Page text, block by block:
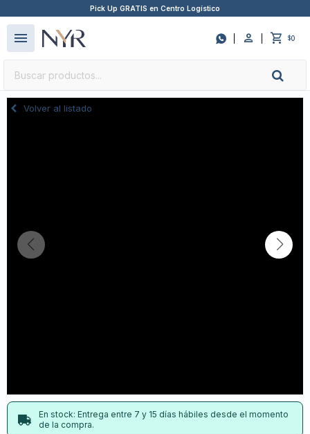
Pick Up GRATIS en Centro Logístico
 $0
menu
Volver al listado
En stock: Entrega entre 7 y 15 días hábiles desde el momento
de la compra.
close